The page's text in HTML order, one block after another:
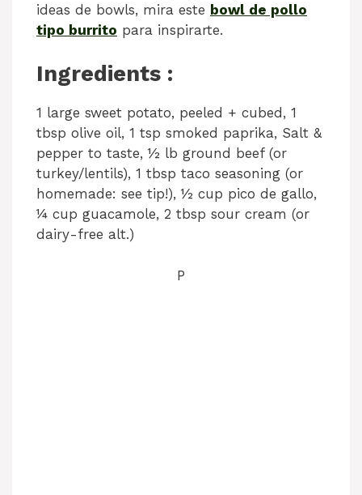
ideas de bowls, mira este bowl de pollo
tipo burrito para inspirarte.
Ingredients :
1 large sweet potato, peeled + cubed, 1
tbsp olive oil, 1 tsp smoked paprika, Salt &
pepper to taste, ½ lb ground beef (or
turkey/lentils), 1 tbsp taco seasoning (or
homemade: see tip!), ½ cup pico de gallo,
¼ cup guacamole, 2 tbsp sour cream (or
dairy-free alt.)
P